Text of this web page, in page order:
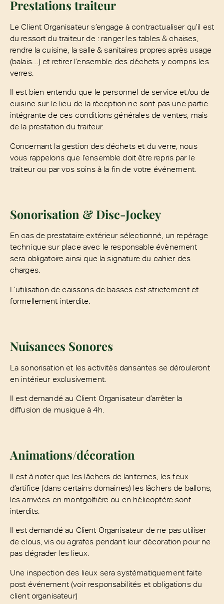
Prestations traiteur
Le Client Organisateur s’engage à contractualiser qu’il est
du ressort du traiteur de : ranger les tables & chaises,
rendre la cuisine, la salle & sanitaires propres après usage
(balais…) et retirer l’ensemble des déchets y compris les
verres.
Il est bien entendu que le personnel de service et/ou de
cuisine sur le lieu de la réception ne sont pas une partie
intégrante de ces conditions générales de ventes, mais
de la prestation du traiteur.
Concernant la gestion des déchets et du verre, nous
vous rappelons que l’ensemble doit être repris par le
traiteur ou par vos soins à la fin de votre événement.
Sonorisation & Disc-Jockey
En cas de prestataire extérieur sélectionné, un repérage
technique sur place avec le responsable évènement
sera obligatoire ainsi que la signature du cahier des
charges.
L’utilisation de caissons de basses est strictement et
formellement interdite.
Nuisances Sonores
La sonorisation et les activités dansantes se dérouleront
en intérieur exclusivement.
Il est demandé au Client Organisateur d’arrêter la
diffusion de musique à 4h.
Animations/décoration
Il est à noter que les lâchers de lanternes, les feux
d’artifice (dans certains domaines) les lâchers de ballons,
les arrivées en montgolfière ou en hélicoptère sont
interdits.
Il est demandé au Client Organisateur de ne pas utiliser
de clous, vis ou agrafes pendant leur décoration pour ne
pas dégrader les lieux.
Une inspection des lieux sera systématiquement faite
post événement (voir responsabilités et obligations du
client organisateur)